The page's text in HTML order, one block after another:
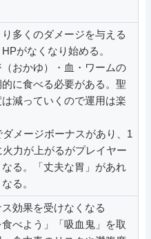
多くのダメージを与える
がなくなり始める。
（おかゆ）・血・ワームの
に食べる必要がある。聖
減っていくので運用は楽
メージボーナスがあり、1
力が上がるがプレイヤー
る。「丈夫な胃」があれ
る。
効果を受けなくなる
食べよう」「吸血鬼」を取